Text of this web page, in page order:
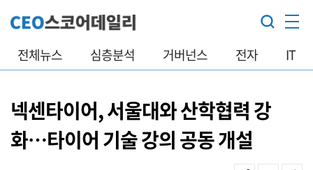
전체뉴스 심층분석 거버넌스 전자 IT
넥센타이어, 서울대와 산학협력 강
화…타이어 기술 강의 공동 개설